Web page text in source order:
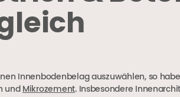
Innenbodenbelag auszuwählen, so
und Mikrozement. Insbesondere